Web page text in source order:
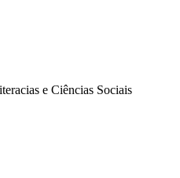
e Ciências Sociais